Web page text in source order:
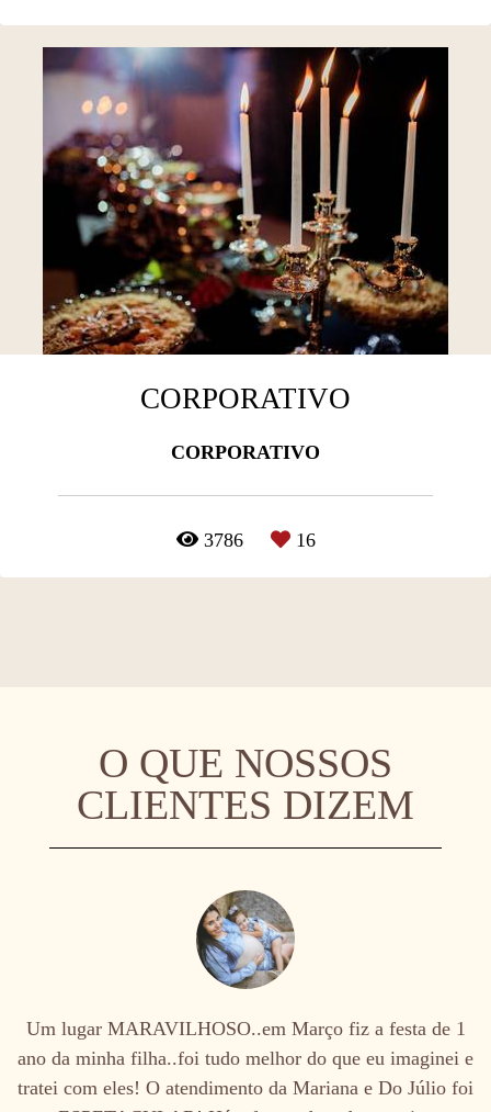
CORPORATIVO
CORPORATIVO
3786 16
O QUE NOSSOS
CLIENTES DIZEM
Um lugar MARAVILHOSO..em Março fiz a festa de 1
ano da minha filha..foi tudo melhor do que eu imaginei e
tratei com eles! O atendimento da Mariana e Do Júlio foi